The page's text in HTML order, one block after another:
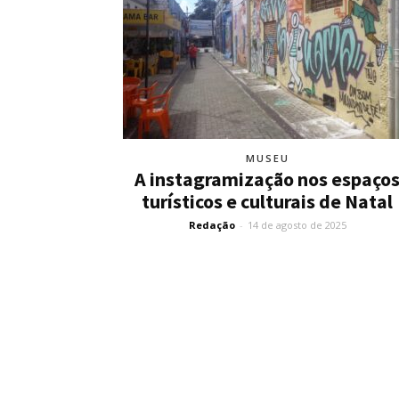
MUSEU
A instagramização nos espaços
turísticos e culturais de Natal
Redação - 14 de agosto de 2025